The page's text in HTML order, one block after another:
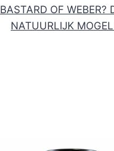
BASTARD OF WEBER?
NATUURLIJK